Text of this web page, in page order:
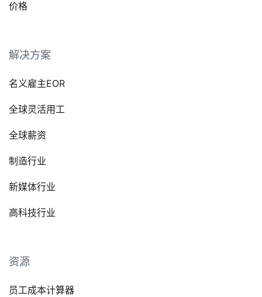
价格
解决方案
名义雇主EOR
全球灵活用工
全球薪资
制造行业
新媒体行业
高科技行业
资源
员工成本计算器